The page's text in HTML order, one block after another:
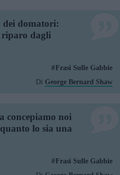
dei domatori:
riparo dagli
Frasi Sulle Gabbie
Di George Bernard Shaw
concepiamo noi
lo sia una
Frasi Sulle Gabbie